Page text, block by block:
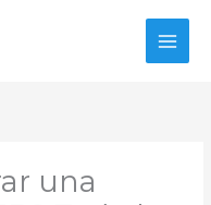
una